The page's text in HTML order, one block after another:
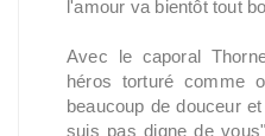
l'amour va bientôt tout
Avec le caporal
héros torturé comme
beaucoup de douceur
suis pas digne de